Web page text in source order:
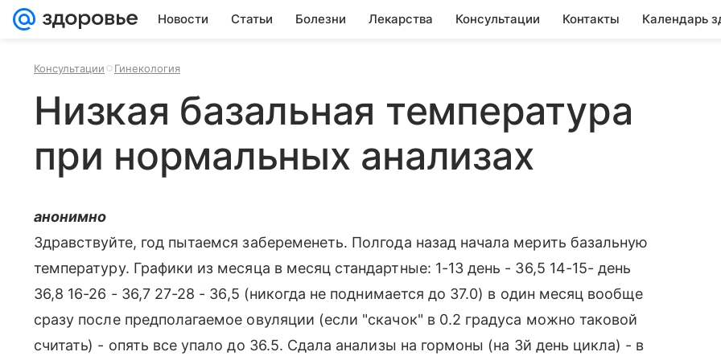
Новости Статьи Болезни Лекарства Консультации Контакты Календарь
Консультации Гинекология
Низкая базальная температура
при нормальных анализах
анонимно
Здравствуйте, год пытаемся забеременеть. Полгода назад начала мерить базальную
температуру. Графики из месяца в месяц стандартные: 1-13 день - 36,5 14-15- день
36,8 16-26 - 36,7 27-28 - 36,5 (никогда не поднимается до 37.0) в один месяц вообще
сразу после предполагаемое овуляции (если "скачок" в 0.2 градуса можно таковой
считать) - опять все упало до 36.5. Сдала анализы на гормоны (на 3й день цикла) - в